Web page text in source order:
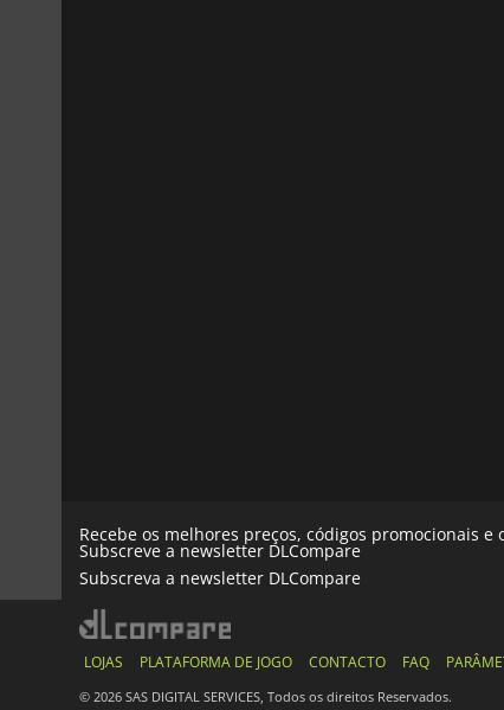
Recebe os melhores preços, códigos promocionais
Subscreve a newsletter DLCompare
Subscreva a newsletter DLCompare
LOJAS PLATAFORMA DE JOGO CONTACTO FAQ
© 2026 SAS DIGITAL SERVICES, Todos os direitos Reservados.